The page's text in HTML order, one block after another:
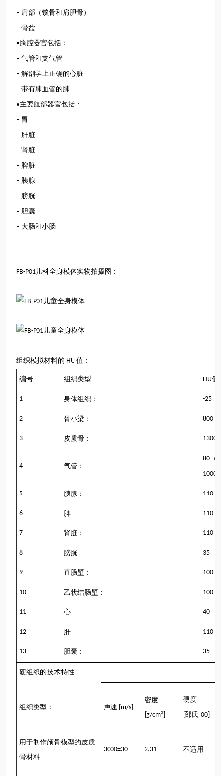
– 肩部（锁骨和肩胛骨）
–骨盆
•胸腔器官包括：
–气管和支气管
–解剖学上正确的心脏
–带有肺血管的肺
•主要腹部器官包括：
– 胃
– 肝脏
–肾脏
– 脾脏
– 胰腺
– 膀胱
– 胆囊
– 大肠和小肠
FB-P01 儿科全身模体实物拍摄图：
组织模拟材料的 HU值：
编号 组织类型 HU值
1 身体组织： -25
2 骨小梁： 800
3 皮质骨： 1300
4 气管：
80
1000
5 胰腺： 110
6 脾： 110
7 肾脏： 110
8 膀胱 35
9 直肠壁： 100
10 乙状结肠壁： 100
11 心： 40
12 肝： 110
13 胆囊： 35
硬组织的技术特性
组织类型： 声速 [m/s]
密度
[g/cm³]
硬度
[邵氏00]
用于制作颅骨模型的皮质
骨材料
3000±30 2.31 不适用